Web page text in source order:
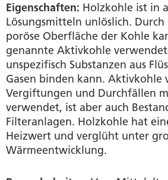
Eigenschaften: Holzkohle ist in
Lösungsmitteln unlöslich. Durch
poröse Oberfläche der Kohle
genannte Aktivkohle
unspezifisch Substanzen aus
Gasen binden kann. Aktivkohle
Vergiftungen und Durchfällen
verwendet, ist aber auch
Filteranlagen. Holzkohle hat
Heizwert und verglüht unter
Wärmeentwicklung.